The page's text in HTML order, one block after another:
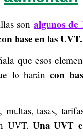
son algunos de
base en las UVT.
que esos
lo haráncon
tasas,
UVT. Una UVT